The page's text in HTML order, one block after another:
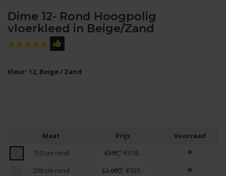
Dime 12- Rond Hoogpolig
vloerkleed in Beige/Zand
Kleur: 12, Beige / Zand
Maat Prijs
Voorraad
150 cm rond
€595,-€518,-
200 cm rond
€1.060,-€920,-